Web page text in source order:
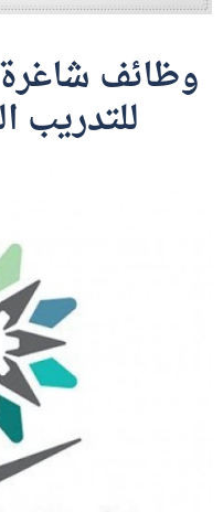
وظائف
للتدريب